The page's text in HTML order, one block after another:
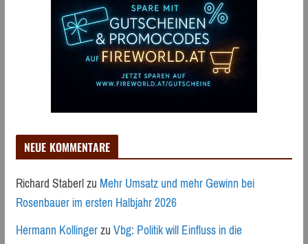
NEUE KOMMENTARE
Richard StaberlzuMehr Umsatz und mehr Gewinn bei
Rosenbauer im ersten Halbjahr 2026
Hermann KollingerzuVbg: Politik will Einfluss in die